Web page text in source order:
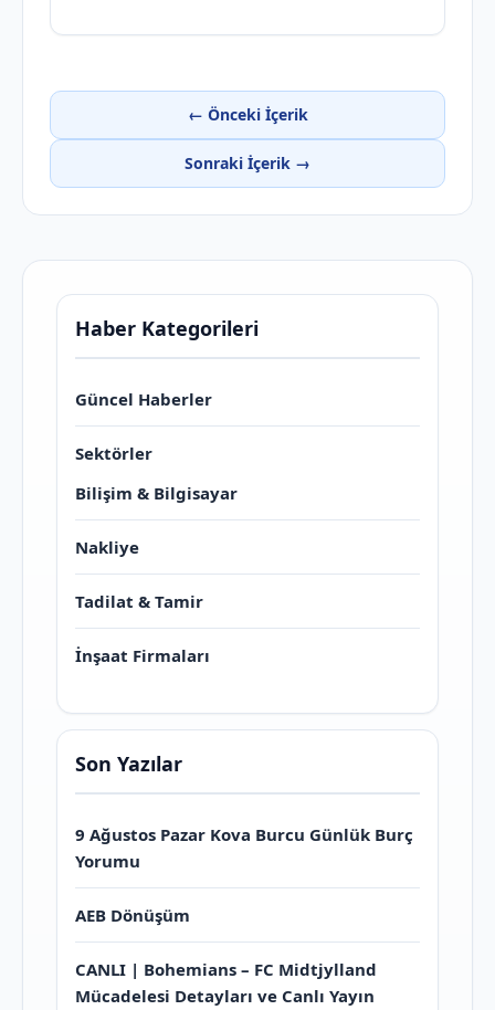
← Önceki İçerik
Sonraki İçerik →
Haber Kategorileri
Güncel Haberler
Sektörler
Bilişim & Bilgisayar
Nakliye
Tadilat & Tamir
İnşaat Firmaları
Son Yazılar
9 Ağustos Pazar Kova Burcu Günlük Burç
Yorumu
AEB Dönüşüm
CANLI | Bohemians – FC Midtjylland
Mücadelesi Detayları ve Canlı Yayın